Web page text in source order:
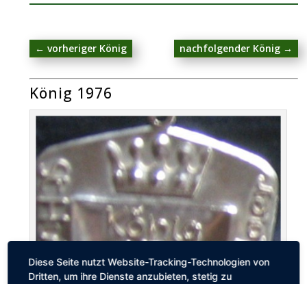
←vorheriger König nachfolgender König→
König 1976
Diese Seite nutzt Website-Tracking-Technologien von
Dritten, um ihre Dienste anzubieten, stetig zu